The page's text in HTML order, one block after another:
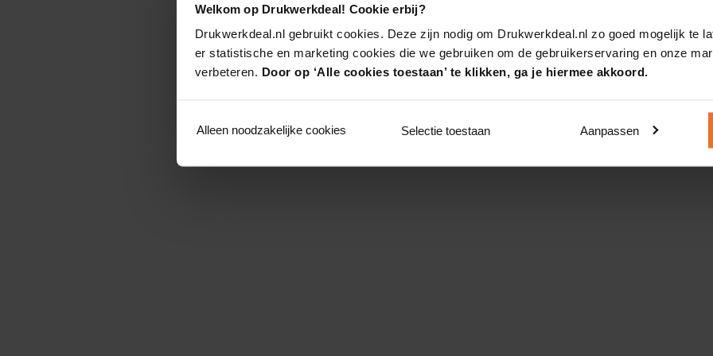
Welkom op Drukwerkdeal! Cookie erbij?
Drukwerkdeal.nl gebruikt cookies. Deze zijn nodig om Drukwerkdeal.nl zo goed mogelijk te
er statistische en marketing cookies die we gebruiken om de gebruikerservaring en onze
verbeteren. Door op ‘Alle cookies toestaan’ te klikken, ga je hiermee akkoord.
Alleen noodzakelijke cookies Selectie toestaan Aanpassen